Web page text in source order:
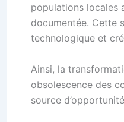
populations locales
documentée. Cette
technologique et
Ainsi, la
obsolescence des
source